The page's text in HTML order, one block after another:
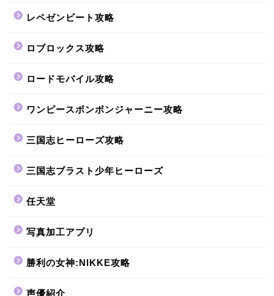
レペゼンビート攻略
ロブロックス攻略
ロードモバイル攻略
ワンピースボンボンジャーニー攻略
三国志ヒーローズ攻略
三国志ブラスト少年ヒーローズ
任天堂
写真加工アプリ
勝利の女神:NIKKE攻略
声優紹介